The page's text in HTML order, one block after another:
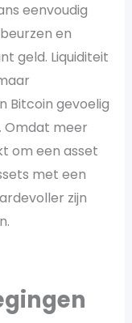
eenvoudig
en
geld. Liquiditeit
Bitcoin gevoelig
Omdat meer
om een ​​asset
met een
zijn